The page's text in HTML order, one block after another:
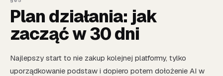
Plan działania: jak
zacząć w 30 dni
Najlepszy start to nie zakup kolejnej platformy, tylko
uporządkowanie podstaw i dopiero potem dołożenie AI w